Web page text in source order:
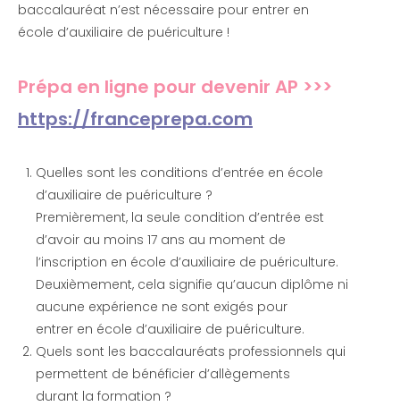
baccalauréat n’est nécessaire pour entrer en
école d’auxiliaire de puériculture !
Prépa en ligne pour devenir AP >>>
https://franceprepa.com
Quelles sont les conditions d’entrée en école
d’auxiliaire de puériculture ?
Premièrement, la seule condition d’entrée est
d’avoir au moins 17 ans au moment de
l’inscription en école d’auxiliaire de puériculture.
Deuxièmement, cela signifie qu’aucun diplôme ni
aucune expérience ne sont exigés pour
entrer en école d’auxiliaire de puériculture.
Quels sont les baccalauréats professionnels qui
permettent de bénéficier d’allègements
durant la formation ?